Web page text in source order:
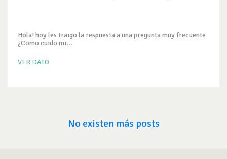
Hola! hoy les traigo la respuesta a una pregunta muy frecuente
¿Como cuido mi...
VER DATO
No existen más posts